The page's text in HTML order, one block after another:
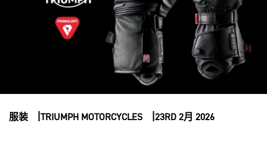
服装 TRIUMPH MOTORCYCLES 23RD 2月 2026